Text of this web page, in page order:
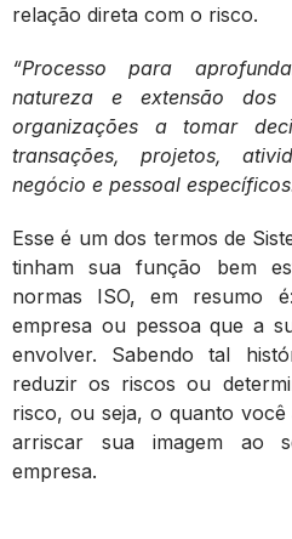
relação direta com o risco.
“Processo para
natureza e extensão
organizações a tomar
transações, projetos,
negócio e pessoal
Esse é um dos termos de
tinham sua função bem
normas ISO, em resumo
empresa ou pessoa que a
envolver. Sabendo tal
reduzir os riscos ou
risco, ou seja, o quanto
arriscar sua imagem ao
empresa.